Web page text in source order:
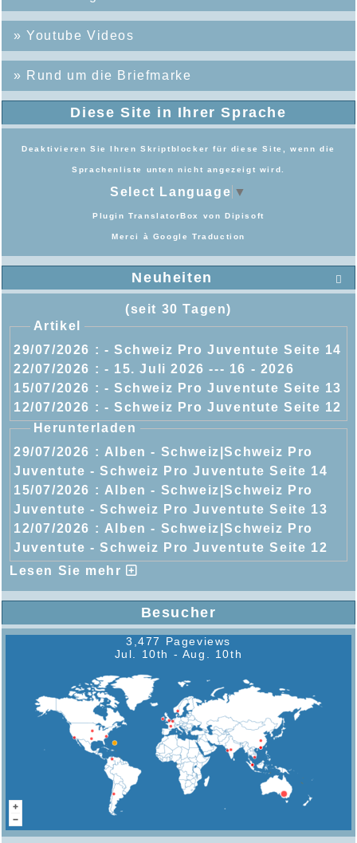
»Youtube Videos
» Rund um die Briefmarke
Diese Site in Ihrer Sprache
Deaktivieren Sie Ihren Skriptblocker für diese Site, wenn die
Sprachenliste unten nicht angezeigt wird.
Select Language ▼
Plugin TranslatorBox vonDipisoft
Merci à Google Traduction

Neuheiten
(seit 30 Tagen)
Artikel
29/07/2026 : - Schweiz Pro Juventute Seite 14
22/07/2026 :
- 15. Juli 2026 --- 16 - 2026
15/07/2026 : - Schweiz Pro Juventute Seite 13
12/07/2026 : - Schweiz Pro Juventute Seite 12
Herunterladen
29/07/2026 : Alben - Schweiz|Schweiz Pro
Juventute - Schweiz Pro Juventute Seite 14
15/07/2026 : Alben - Schweiz|Schweiz Pro
Juventute - Schweiz Pro Juventute Seite 13
12/07/2026 : Alben - Schweiz|Schweiz Pro
Juventute - Schweiz Pro Juventute Seite 12
Lesen Sie mehr
Besucher
3,477 Pageviews
Jul. 10th - Aug. 10th